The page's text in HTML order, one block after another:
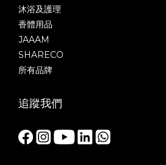
沐浴及護理
香體用品
JAAAM
SHARECO
所有品牌
追蹤我們